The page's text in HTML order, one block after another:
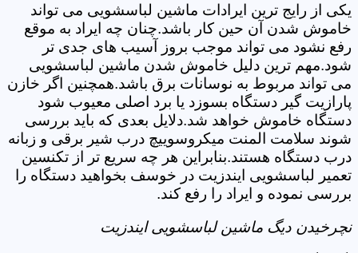
یکی از رایج ترین ایرادات ماشین لباسشویی می تواند
خاموش شدن آن حین کار باشد.چنان چه ایراد به موقع
رفع نشود می تواند موجب بروز آسیب های جدی تر
شود.مهم ترین دلیل خاموش شدن ماشین لباسشویی
می تواند مربوط به نوسانات برق باشد.همچنین اگر خازن
پارازیت گیر دستگاه بسوزد یا برد اصلی معیوب شود
دستگاه خاموش خواهد شد.دلایل بعدی که باید بررسی
شوند سلامت المنت میکروسوییچ درب شیر برقی و زبانه
درب دستگاه هستند.بنابراین هر چه سریع تر از تکنسین
تعمیر لباسشویی ایندزیت در خوسف بخواهید دستگاه را
بررسی نموده و ایراد را رفع کند.
نچرخیدن دیگ ماشین لباسشویی ایندزیت